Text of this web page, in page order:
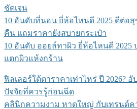
ชัดเจน
10 อันดับที่นอน ยี่ห้อไหนดี 2025 ดีต่อ
คืน แถมราคายังสบายกระเป๋า
10 อันดับ ออยล์ทาผิว ยี่ห้อไหนดี 2025
แตกผิวแห้งกร้าน
ฟิลเลอร์ใต้ตาราคาเท่าไหร่ ปี 2026?
ปัจจัยที่ควรรู้ก่อนฉีด
คลินิกความงาม หาดใหญ่ กับเทรนด์ค